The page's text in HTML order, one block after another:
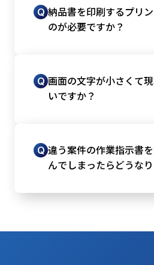
の出荷数量に合わせて数
してから発行することが
Q 納品書を印刷するプリ
のが必要ですか？
的なプリンター（AirPrint
ば、現場の空きスペース
Q 画面の文字が小さくて
いですか？
か、PSI VISIONの現場用
でも見やすいよう文字や
Q 違う案件の作業指示書
んでしまったらどうな